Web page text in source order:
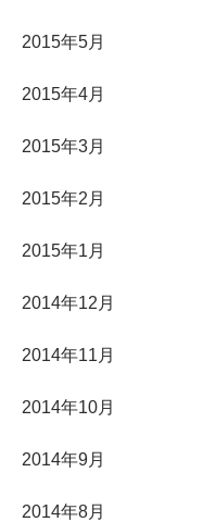
2015年5月
2015年4月
2015年3月
2015年2月
2015年1月
2014年12月
2014年11月
2014年10月
2014年9月
2014年8月